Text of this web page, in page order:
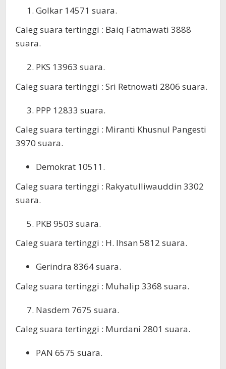
Golkar 14571 suara.
Caleg suara tertinggi : Baiq Fatmawati 3888
suara.
PKS 13963 suara.
Caleg suara tertinggi : Sri Retnowati 2806 suara.
PPP 12833 suara.
Caleg suara tertinggi : Miranti Khusnul Pangesti
3970 suara.
Demokrat 10511.
Caleg suara tertinggi : Rakyatulliwauddin 3302
suara.
PKB 9503 suara.
Caleg suara tertinggi : H. Ihsan 5812 suara.
Gerindra 8364 suara.
Caleg suara tertinggi : Muhalip 3368 suara.
Nasdem 7675 suara.
Caleg suara tertinggi : Murdani 2801 suara.
PAN 6575 suara.